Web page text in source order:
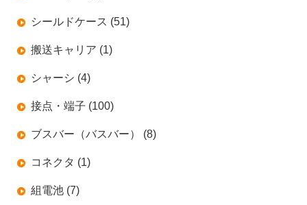
シールドケース (51)
搬送キャリア (1)
シャーシ (4)
接点・端子 (100)
ブスバー（バスバー） (8)
コネクタ (1)
組電池 (7)